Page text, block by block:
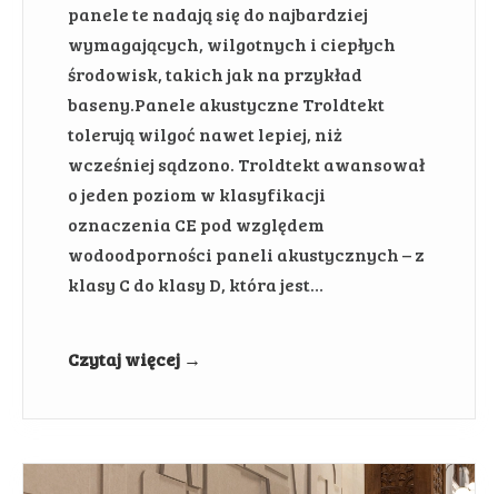
panele te nadają się do najbardziej
wymagających, wilgotnych i ciepłych
środowisk, takich jak na przykład
baseny.Panele akustyczne Troldtekt
tolerują wilgoć nawet lepiej, niż
wcześniej sądzono. Troldtekt awansował
o jeden poziom w klasyfikacji
oznaczenia CE pod względem
wodoodporności paneli akustycznych – z
klasy C do klasy D, która jest…
Czytaj więcej →